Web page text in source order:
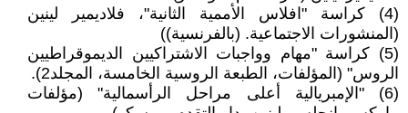
(4) كراسة "افلاس الأممية الثانية"، فلاديمير لينين
(المنشورات الاجتماعية. (بالفرنسية))
(5) كراسة "مهام وواجبات الاشتراكيين الديموقراطيين
الروس" (المؤلفات، الطبعة الروسية الخامسة، المجلد2).
(6) "الإمبريالية أعلى مراحل الرأسمالية" (مؤلفات